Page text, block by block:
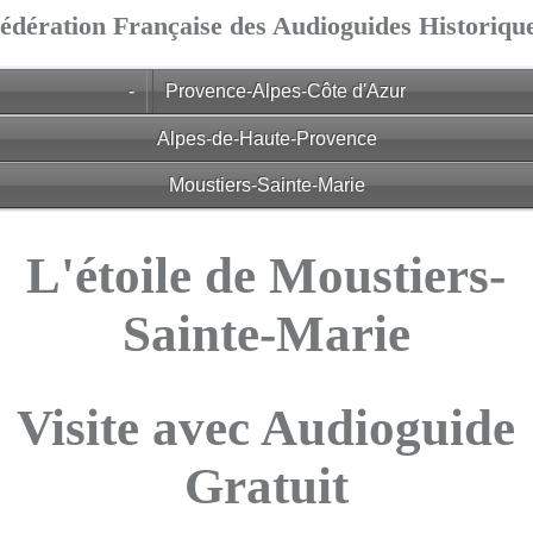
Française des Audioguides
- Provence-Alpes-Côte d'Azur
Alpes-de-Haute-Provence
Moustiers-Sainte-Marie
L'étoile de Moustiers-
Sainte-Marie
Visite avec Audioguide
Gratuit